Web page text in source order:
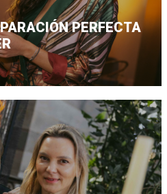
PERFECTA